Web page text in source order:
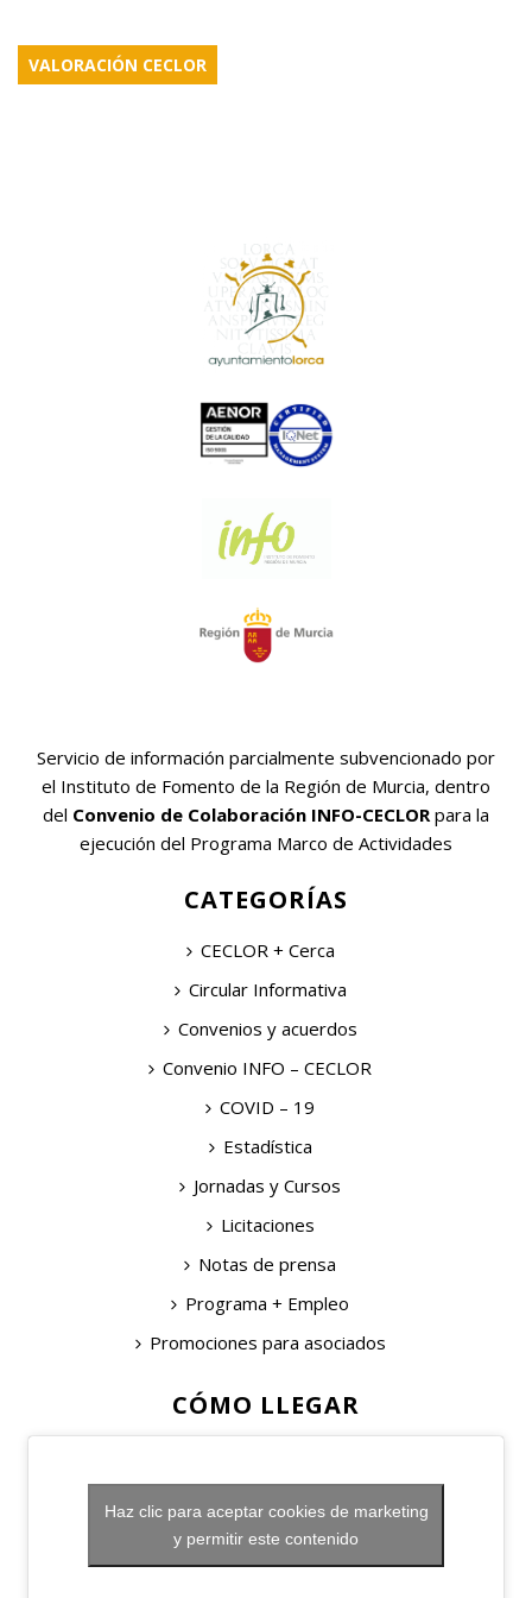
VALORACIÓN CECLOR
Servicio de información parcialmente subvencionado por
el Instituto de Fomento de la Región de Murcia, dentro
del Convenio de Colaboración INFO-CECLOR para la
ejecución del Programa Marco de Actividades
CATEGORÍAS
CECLOR + Cerca
Circular Informativa
Convenios y acuerdos
Convenio INFO – CECLOR
COVID – 19
Estadística
Jornadas y Cursos
Licitaciones
Notas de prensa
Programa + Empleo
Promociones para asociados
CÓMO LLEGAR
Haz clic para aceptar cookies de marketing
y permitir este contenido